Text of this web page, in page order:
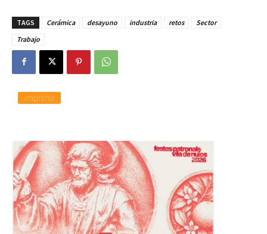
TAGS Cerámica desayuno industria retos
Sector
Trabajo
Imprimir